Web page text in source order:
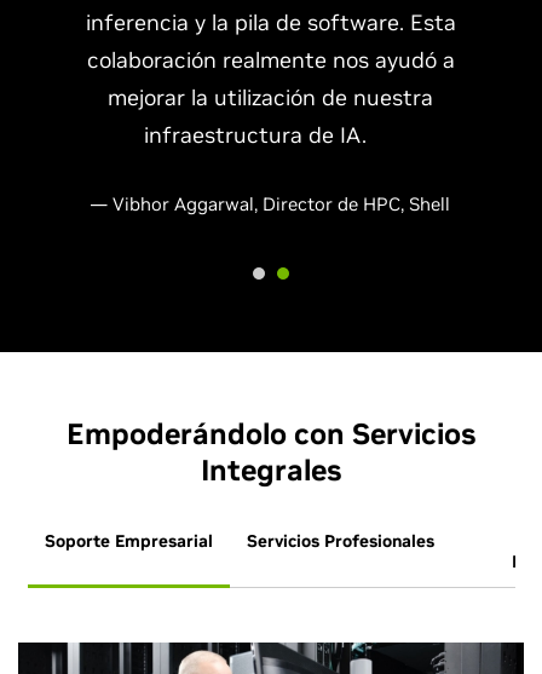
inferencia y la pila de software. Esta
colaboración realmente nos ayudó a
mejorar la utilización de nuestra
infraestructura de IA.
— Vibhor Aggarwal, Director de HPC, Shell
Empoderándolo con Servicios
Integrales
Soporte Empresarial Servicios Profesionales